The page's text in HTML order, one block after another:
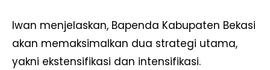
Iwan menjelaskan, Bapenda Kabupaten Bekasi
akan memaksimalkan dua strategi utama,
yakni ekstensifikasi dan intensifikasi.